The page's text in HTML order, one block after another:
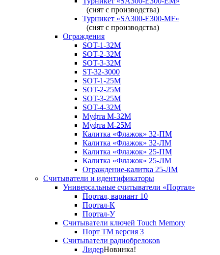
(снят с производства)
Турникет «SA300-Е300-MF»
(снят с производства)
Ограждения
SOT-1-32М
SOT-2-32М
SOT-3-32М
ST-32-3000
SOT-1-25М
SOT-2-25М
SOT-3-25М
SOT-4-32M
Муфта M-32М
Муфта M-25М
Калитка «Флажок» 32-ПМ
Калитка «Флажок» 32-ЛМ
Калитка «Флажок» 25-ПМ
Калитка «Флажок» 25-ЛМ
Ограждение-калитка 25-ЛМ
Считыватели и идентификаторы
Универсальные считыватели «Портал»
Портал, вариант 10
Портал-К
Портал-У
Считыватели ключей Touch Memory
Порт TM версия 3
Считыватели радиобрелоков
ЛидерНовинка!